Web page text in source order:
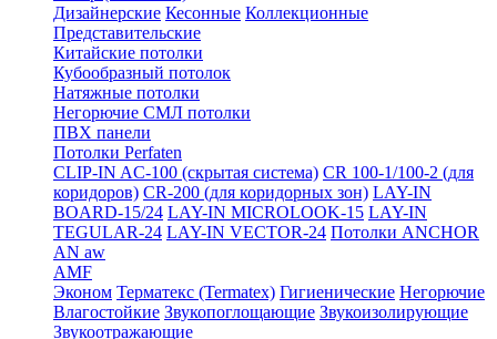
Дизайнерские Кесонные Коллекционные
Представительские
Китайские потолки
Кубообразный потолок
Натяжные потолки
Негорючие СМЛ потолки
ПВХ панели
Потолки Perfaten
CLIP-IN AC-100 (скрытая система) CR 100-1/100-2 (для
коридоров) CR-200 (для коридорных зон) LAY-IN
BOARD-15/24 LAY-IN MICROLOOK-15 LAY-IN
TEGULAR-24 LAY-IN VECTOR-24 Потолки ANCHOR
AN aw
AMF
Эконом Терматекс (Termatex) Гигиенические Негорючие
Влагостойкие Звукопоглощающие Звукоизолирующие
Звукоотражающие